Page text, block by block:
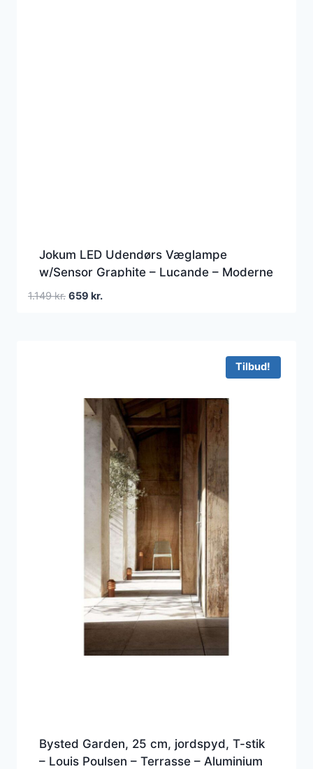
Jokum LED Udendørs Væglampe
w/Sensor Graphite – Lucande – Moderne
– Metal
1.149kr. Den
659 kr.
Tilbud!
Bysted Garden, 25 cm, jordspyd, T-stik
– Louis Poulsen – Terrasse – Aluminium